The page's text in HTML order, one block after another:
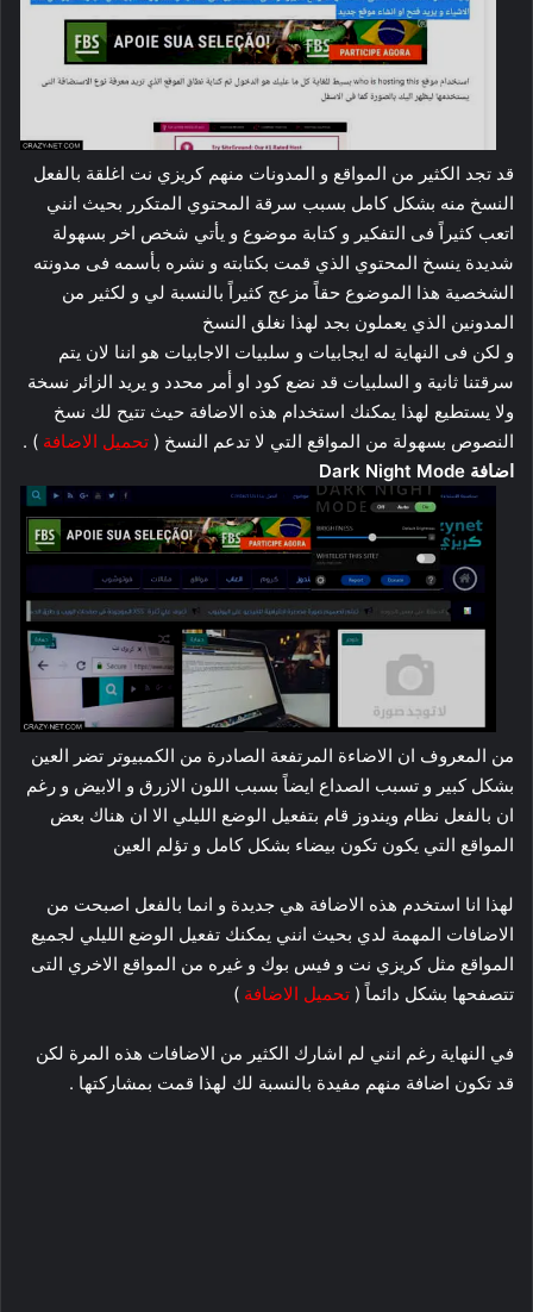
قد تجد الكثير من المواقع و المدونات منهم كريزي نت اغلقة بالفعل
النسخ منه بشكل كامل بسبب سرقة المحتوي المتكرر بحيث انني
اتعب كثيراً فى التفكير و كتابة موضوع و يأتي شخص اخر بسهولة
شديدة ينسخ المحتوي الذي قمت بكتابته و نشره بأسمه فى مدونته
الشخصية هذا الموضوع حقاً مزعج كثيراً بالنسبة لي و لكثير من
المدونين الذي يعملون بجد لهذا نغلق النسخ
و لكن فى النهاية له ايجابيات و سلبيات الاجابيات هو اننا لان يتم
سرقتنا ثانية و السلبيات قد نضع كود او أمر محدد و يريد الزائر نسخة
ولا يستطيع لهذا يمكنك استخدام هذه الاضافة حيث تتيح لك نسخ
النصوص بسهولة من المواقع التي لا تدعم النسخ ( تحميل الاضافة ) .
اضافة Dark Night Mode
من المعروف ان الاضاءة المرتفعة الصادرة من الكمبيوتر تضر العين
بشكل كبير و تسبب الصداع ايضاً بسبب اللون الازرق و الابيض و رغم
ان بالفعل نظام ويندوز قام بتفعيل الوضع الليلي الا ان هناك بعض
المواقع التي يكون تكون بيضاء بشكل كامل و تؤلم العين
لهذا انا استخدم هذه الاضافة هي جديدة و انما بالفعل اصبحت من
الاضافات المهمة لدي بحيث انني يمكنك تفعيل الوضع الليلي لجميع
المواقع مثل كريزي نت و فيس بوك و غيره من المواقع الاخري التى
تتصفحها بشكل دائماً ( تحميل الاضافة )
في النهاية رغم انني لم اشارك الكثير من الاضافات هذه المرة لكن
قد تكون اضافة منهم مفيدة بالنسبة لك لهذا قمت بمشاركتها .